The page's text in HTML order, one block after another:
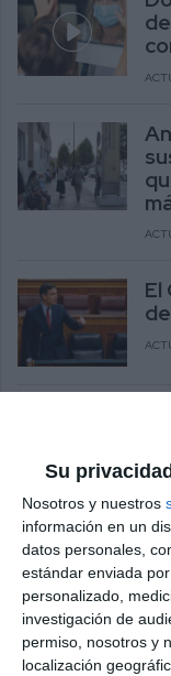
Su
Nosotros y nuestros
información en un
datos personales,
estándar enviada
personalizado,
investigación de
permiso, nosotros y
localización
El